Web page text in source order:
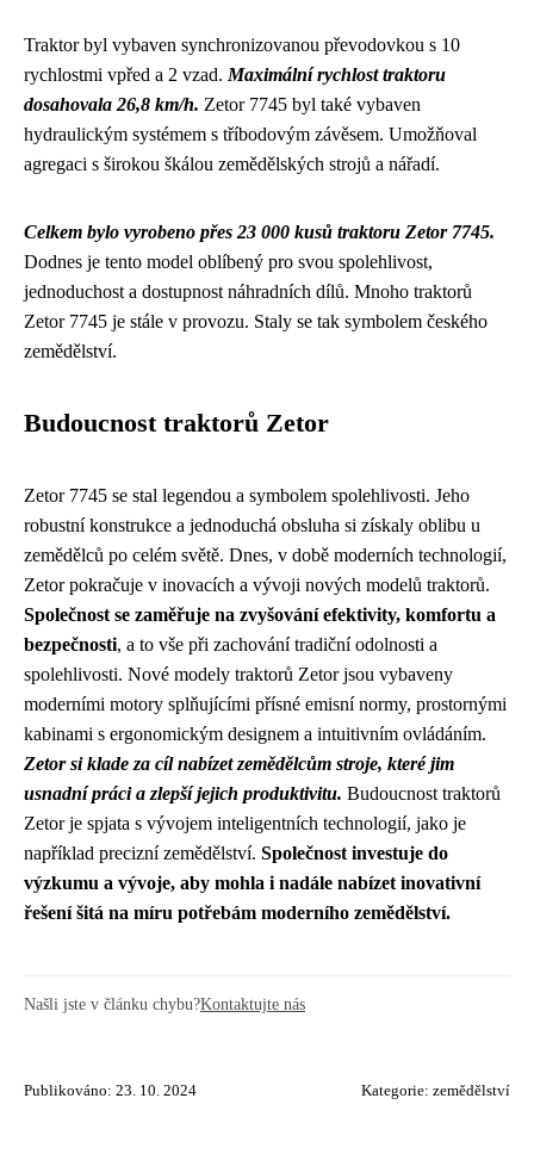
Traktor byl vybaven synchronizovanou převodovkou s 10
rychlostmi vpřed a 2 vzad. Maximální rychlost traktoru
dosahovala 26,8 km/h. Zetor 7745 byl také vybaven
hydraulickým systémem s tříbodovým závěsem. Umožňoval
agregaci s širokou škálou zemědělských strojů a nářadí.
Celkem bylo vyrobeno přes 23 000 kusů traktoru Zetor 7745.
Dodnes je tento model oblíbený pro svou spolehlivost,
jednoduchost a dostupnost náhradních dílů. Mnoho traktorů
Zetor 7745 je stále v provozu. Staly se tak symbolem českého
zemědělství.
Budoucnost traktorů Zetor
Zetor 7745 se stal legendou a symbolem spolehlivosti. Jeho
robustní konstrukce a jednoduchá obsluha si získaly oblibu u
zemědělců po celém světě. Dnes, v době moderních technologií,
Zetor pokračuje v inovacích a vývoji nových modelů traktorů.
Společnost se zaměřuje na zvyšování efektivity, komfortu a
bezpečnosti, a to vše při zachování tradiční odolnosti a
spolehlivosti. Nové modely traktorů Zetor jsou vybaveny
moderními motory splňujícími přísné emisní normy, prostornými
kabinami s ergonomickým designem a intuitivním ovládáním.
Zetor si klade za cíl nabízet zemědělcům stroje, které jim
usnadní práci a zlepší jejich produktivitu. Budoucnost traktorů
Zetor je spjata s vývojem inteligentních technologií, jako je
například precizní zemědělství. Společnost investuje do
výzkumu a vývoje, aby mohla i nadále nabízet inovativní
řešení šitá na míru potřebám moderního zemědělství.
Našli jste v článku chybu?Kontaktujte nás
Publikováno: 23. 10. 2024 Kategorie: zemědělství